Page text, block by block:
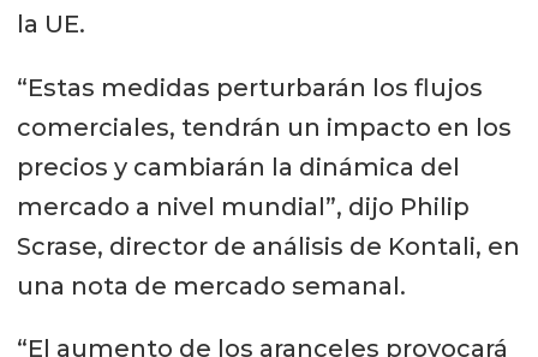
la UE.
“Estas medidas perturbarán los flujos
comerciales, tendrán un impacto en los
precios y cambiarán la dinámica del
mercado a nivel mundial”, dijo Philip
Scrase, director de análisis de Kontali, en
una nota de mercado semanal.
“El aumento de los aranceles provocará